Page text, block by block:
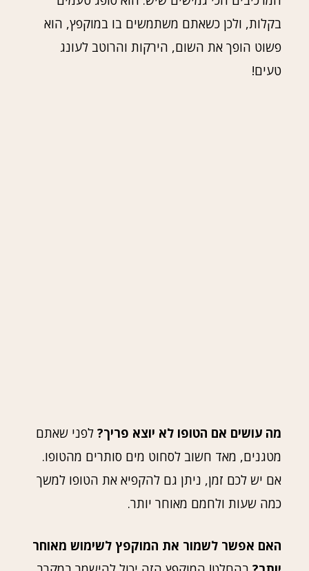
בקלות, ולכן כשאתם משתמשים בו במוקפץ, הוא
פשוט הופך את השום, הירקות והרוטב לעונג
טעים!
מה עושים אם הטופו לא יוצא פריך? לפני שאתם
מטגנים, מאד חשוב לסחוט מים סותרים מהטופו.
אם יש לכם זמן, ניתן גם להקפיא את הטופו למשך
כמה שעות ולחמם מאוחר יותר.
האם אפשר לשמור את המוקפץ לשימוש מאוחר